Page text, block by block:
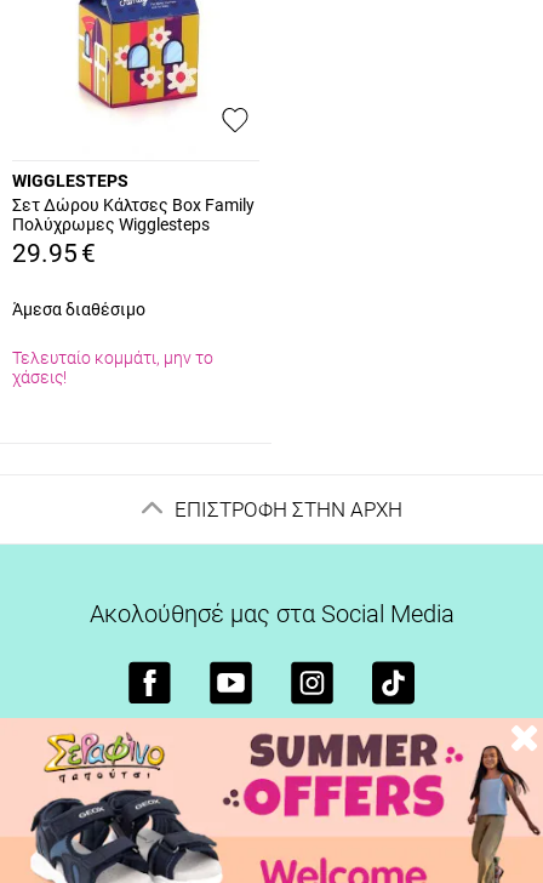
WIGGLESTEPS
Σετ Δώρου Κάλτσες Box Family
Πολύχρωμες Wigglesteps
21FB103
29.95 €
Άμεσα διαθέσιμο
Τελευταίο κομμάτι, μην το
χάσεις!
ΕΠΙΣΤΡΟΦΗ ΣΤΗΝ ΑΡΧΗ
Ακολούθησέ μας στα Social Media
Βοήθεια
Πληροφορίες